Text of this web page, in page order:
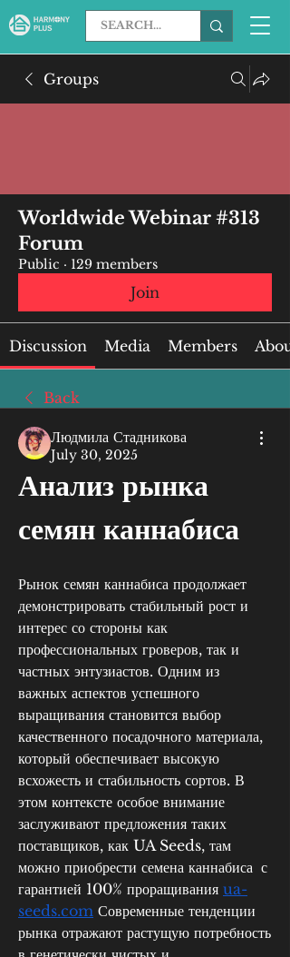
Groups
Worldwide Webinar #313
Forum
Public · 129 members
Join
Discussion Media Members About
Back
Людмила Стадникова
July 30, 2025
Анализ рынка
семян каннабиса
Рынок семян каннабиса продолжает
демонстрировать стабильный рост и
интерес со стороны как
профессиональных гроверов, так и
частных энтузиастов. Одним из
важных аспектов успешного
выращивания становится выбор
качественного посадочного материала,
который обеспечивает высокую
всхожесть и стабильность сортов. В
этом контексте особое внимание
заслуживают предложения таких
поставщиков, как UA Seeds, там
можно приобрести семена каннабиса с
гарантией 100% проращивания ua-
seeds.com Современные тенденции
рынка отражают растущую потребность